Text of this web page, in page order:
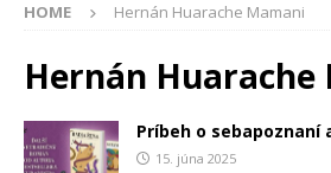
HOME Hernán Huarache Mamani
Hernán Huarache
Príbeh o sebapoznaní
15. júna 2025